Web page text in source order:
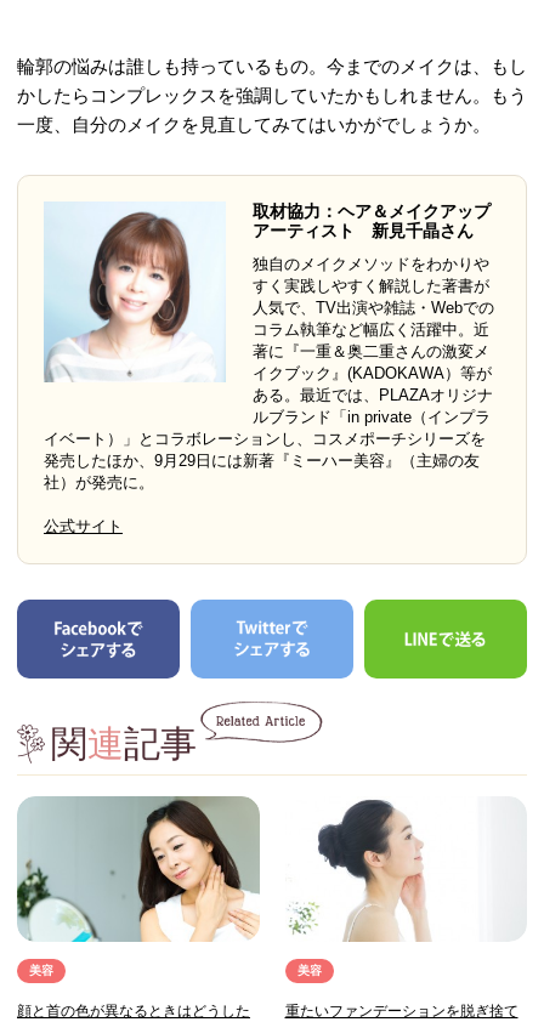
輪郭の悩みは誰しも持っているもの。今までのメイクは、もし
かしたらコンプレックスを強調していたかもしれません。もう
一度、自分のメイクを見直してみてはいかがでしょうか。
取材協力：ヘア＆メイクアップ
アーティスト 新見千晶さん
独自のメイクメソッドをわかりや
すく実践しやすく解説した著書が
人気で、TV出演や雑誌・Webでの
コラム執筆など幅広く活躍中。近
著に『一重＆奥二重さんの激変メ
イクブック』(KADOKAWA）等が
ある。最近では、PLAZAオリジナ
ルブランド「in private（インプラ
イベート）」とコラボレーションし、コスメポーチシリーズを
発売したほか、9月29日には新著『ミーハー美容』（主婦の友
社）が発売に。
公式サイト
関連記事
美容
顔と首の色が異なるときはどうした
美容
重たいファンデーションを脱ぎ捨て